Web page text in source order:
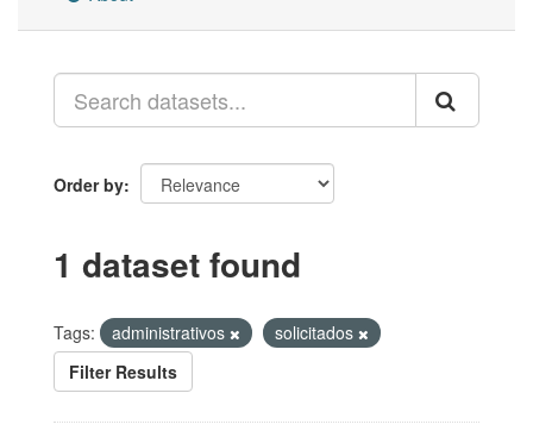
Order by
1 dataset found
Tags: administrativos
solicitados
Filter Results